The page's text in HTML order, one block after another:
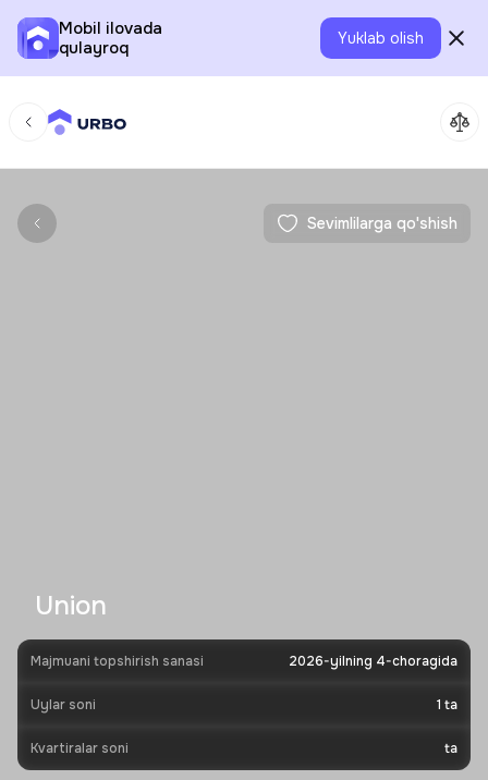
Mobil ilovada
qulayroq
Yuklab olish
Sevimlilarga qo'shish
Union
Majmuani topshirish sanasi 2026-yilning 4-choragida
Uylar soni 1 ta
Kvartiralar soni ta